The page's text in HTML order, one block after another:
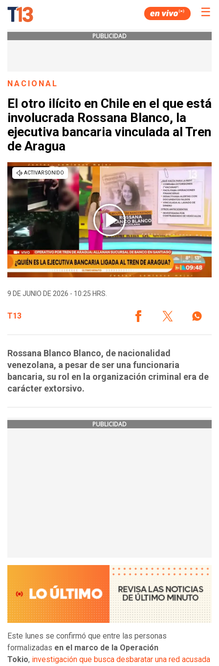
☰
PUBLICIDAD
NACIONAL
El otro ilícito en Chile en el que está
involucrada Rossana Blanco, la
ejecutiva bancaria vinculada al Tren
de Aragua
9 DE JUNIO DE 2026 - 10:25 HRS.
T13
Rossana Blanco Blanco, de nacionalidad
venezolana, a pesar de ser una funcionaria
bancaria, su rol en la organización criminal era de
carácter extorsivo.
PUBLICIDAD
Este lunes se confirmó que entre las personas
formalizadas en el marco de la Operación
Tokio, investigación que busca desbaratar una red acusada